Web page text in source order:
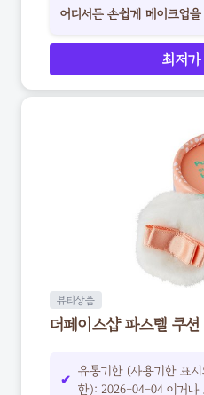
어디서든 손쉽게 메이크업
최저가
뷰티상품
더페이스샵 파스텔 쿠
유통기한 (사용기한 표
한): 2026-04-04 이거나